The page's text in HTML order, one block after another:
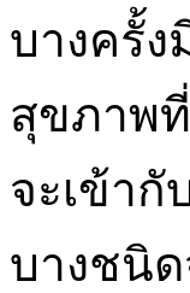
บางครั้
สุขภาพ
จะเข้า
บางชนิด